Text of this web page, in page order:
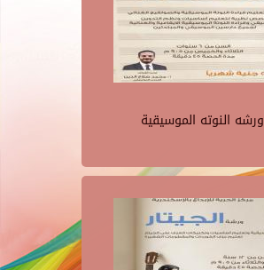
ورشه النوته الموسيقية